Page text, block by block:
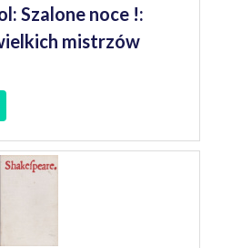
Szalone noce !:
mistrzów